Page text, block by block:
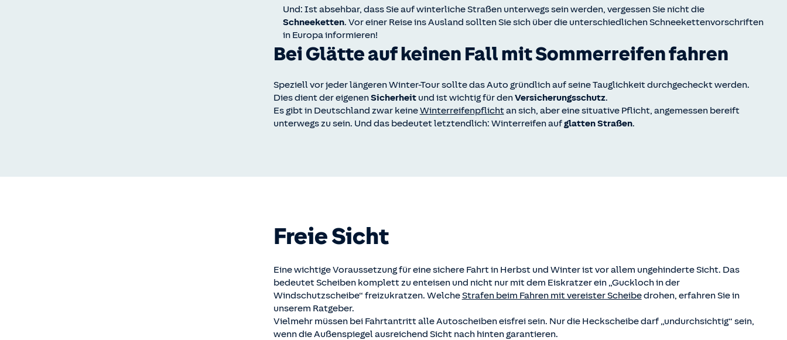
Und: Ist absehbar, dass Sie auf winterliche Straßen unterwegs sein werden, vergessen Sie nicht die
Schneeketten. Vor einer Reise ins Ausland sollten Sie sich über die unterschiedlichen Schneekettenvorschriften
in Europa informieren!
Bei Glätte auf keinen Fall mit Sommerreifen fahren
Speziell vor jeder längeren Winter-Tour sollte das Auto gründlich auf seine Tauglichkeit durchgecheckt werden.
Dies dient der eigenenSicherheit und ist wichtig für denVersicherungsschutz.
Es gibt in Deutschland zwar keineWinterreifenpflichtan sich, aber eine situative Pflicht, angemessen bereift
unterwegs zu sein. Und das bedeutet letztendlich: Winterreifen aufglatten Straßen.
Freie Sicht
Eine wichtige Voraussetzung für eine sichere Fahrt in Herbst und Winter ist vor allem ungehinderte Sicht. Das
bedeutet Scheiben komplett zu enteisen und nicht nur mit dem Eiskratzer ein „Guckloch in der
Windschutzscheibe“ freizukratzen. WelcheStrafen beim Fahren mit vereister Scheibedrohen, erfahren Sie in
unserem Ratgeber.
Vielmehr müssen bei Fahrtantritt alle Autoscheiben eisfrei sein. Nur die Heckscheibe darf „undurchsichtig“ sein,
wenn die Außenspiegel ausreichend Sicht nach hinten garantieren.